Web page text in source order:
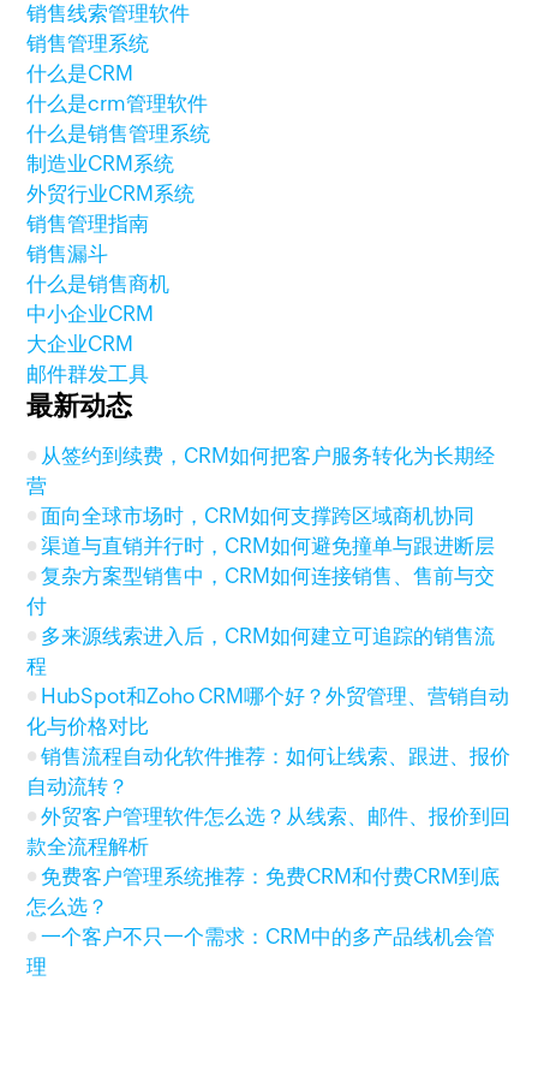
销售线索管理软件
销售管理系统
什么是CRM
什么是crm管理软件
什么是销售管理系统
制造业CRM系统
外贸行业CRM系统
销售管理指南
销售漏斗
什么是销售商机
中小企业CRM
大企业CRM
邮件群发工具
最新动态
从签约到续费，CRM如何把客户服务转化为长期经
营
面向全球市场时，CRM如何支撑跨区域商机协同
渠道与直销并行时，CRM如何避免撞单与跟进断层
复杂方案型销售中，CRM如何连接销售、售前与交
付
多来源线索进入后，CRM如何建立可追踪的销售流
程
HubSpot和Zoho CRM哪个好？外贸管理、营销自动
化与价格对比
销售流程自动化软件推荐：如何让线索、跟进、报价
自动流转？
外贸客户管理软件怎么选？从线索、邮件、报价到回
款全流程解析
免费客户管理系统推荐：免费CRM和付费CRM到底
怎么选？
一个客户不只一个需求：CRM中的多产品线机会管
理